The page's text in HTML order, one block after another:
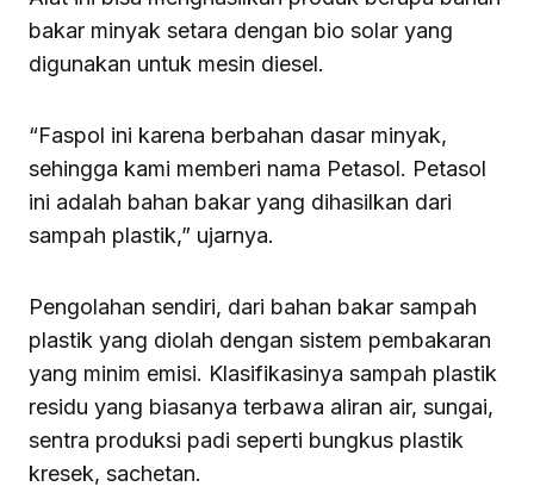
bakar minyak setara dengan bio solar yang
digunakan untuk mesin diesel.
“Faspol ini karena berbahan dasar minyak,
sehingga kami memberi nama Petasol. Petasol
ini adalah bahan bakar yang dihasilkan dari
sampah plastik,” ujarnya.
Pengolahan sendiri, dari bahan bakar sampah
plastik yang diolah dengan sistem pembakaran
yang minim emisi. Klasifikasinya sampah plastik
residu yang biasanya terbawa aliran air, sungai,
sentra produksi padi seperti bungkus plastik
kresek, sachetan.